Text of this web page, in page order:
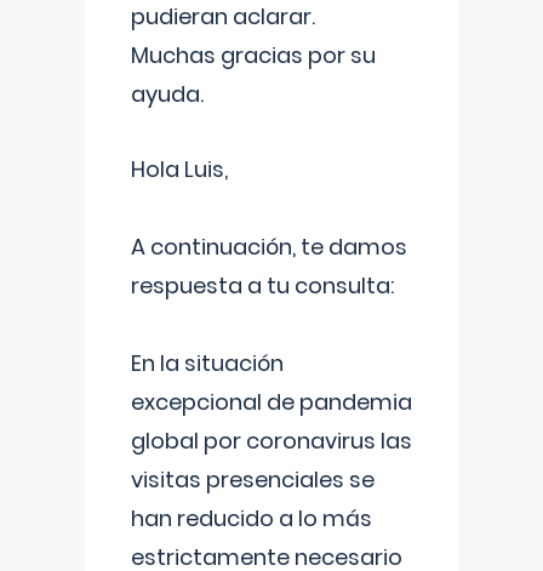
pudieran aclarar.
Muchas gracias por su
ayuda.
Hola Luis,
A continuación, te damos
respuesta a tu consulta:
En la situación
excepcional de pandemia
global por coronavirus las
visitas presenciales se
han reducido a lo más
estrictamente necesario